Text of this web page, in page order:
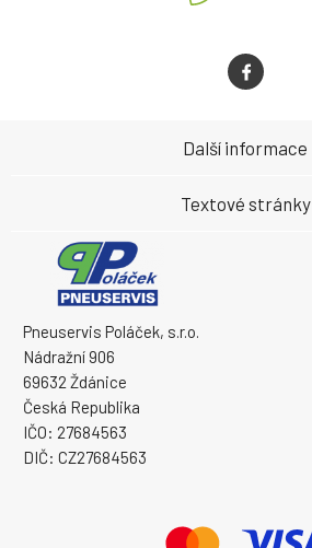
Pneuservis Poláček, s.r.o.
Nádražní 906
69632 Ždánice
Česká Republika
IČO: 27684563
DIČ: CZ27684563
Další informace
Textové stránky